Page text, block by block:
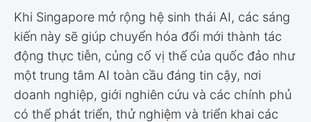
Khi Singapore mở rộng hệ sinh thái AI, các sáng
kiến này sẽ giúp chuyển hóa đổi mới thành tác
động thực tiễn, củng cố vị thế của quốc đảo như
một trung tâm AI toàn cầu đáng tin cậy, nơi
doanh nghiệp, giới nghiên cứu và các chính phủ
có thể phát triển, thử nghiệm và triển khai các